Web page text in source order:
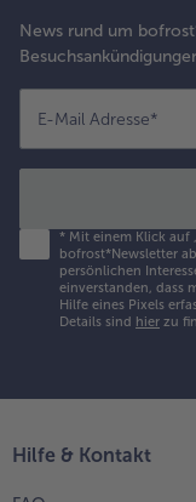
News rund um
E-Mail Adresse*
* Mit einem Klick auf
bofrost*Newsletter
persönlichen
einverstanden, dass
Hilfe eines Pixels
Details sind hier zu
Hilfe & Kontakt